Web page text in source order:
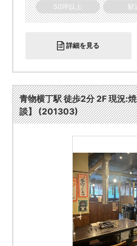
50坪以上
駅
詳細を見る
青物横丁駅 徒歩2分 2F 現況:
談】 (201303)